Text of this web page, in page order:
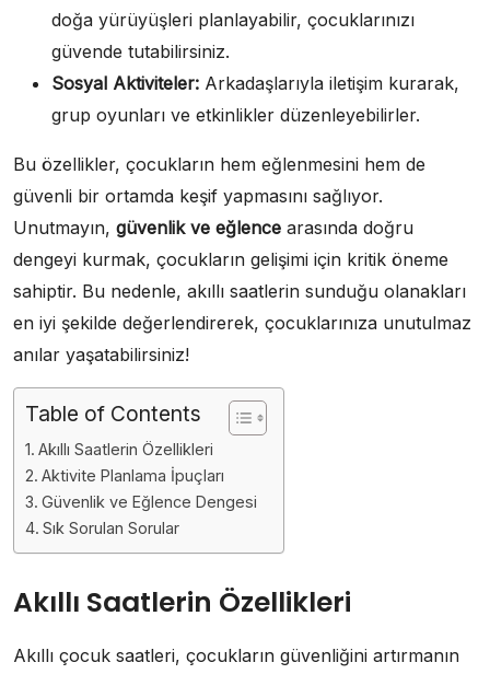
doğa yürüyüşleri planlayabilir, çocuklarınızı
güvende tutabilirsiniz.
Sosyal Aktiviteler: Arkadaşlarıyla iletişim kurarak,
grup oyunları ve etkinlikler düzenleyebilirler.
Bu özellikler, çocukların hem eğlenmesini hem de
güvenli bir ortamda keşif yapmasını sağlıyor.
Unutmayın, güvenlik ve eğlence arasında doğru
dengeyi kurmak, çocukların gelişimi için kritik öneme
sahiptir. Bu nedenle, akıllı saatlerin sunduğu olanakları
en iyi şekilde değerlendirerek, çocuklarınıza unutulmaz
anılar yaşatabilirsiniz!
Table of Contents
Akıllı Saatlerin Özellikleri
Aktivite Planlama İpuçları
Güvenlik ve Eğlence Dengesi
Sık Sorulan Sorular
Akıllı Saatlerin Özellikleri
Akıllı çocuk saatleri, çocukların güvenliğini artırmanın